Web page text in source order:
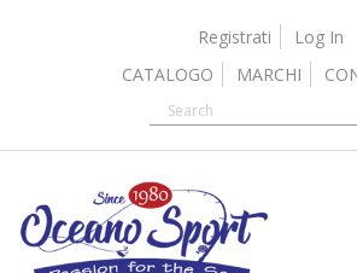
Registrati
Log In
CATALOGO
MARCHI